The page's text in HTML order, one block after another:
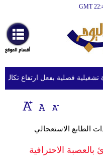
أخبارعاجلة
رياضة
ثقافة
إقتصاد
وموسيقى
فصلية بفعل ارتفاع تكاليف
الطابع الاستعجالي